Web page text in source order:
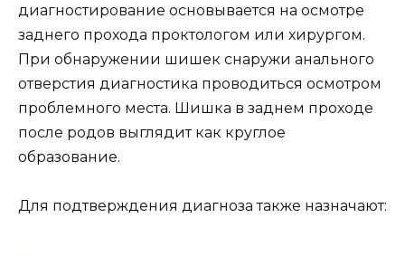
диагностирование основывается на осмотре
заднего прохода проктологом или хирургом.
При обнаружении шишек снаружи анального
отверстия диагностика проводиться осмотром
проблемного места. Шишка в заднем проходе
после родов выглядит как круглое
образование.
Для подтверждения диагноза также назначают: